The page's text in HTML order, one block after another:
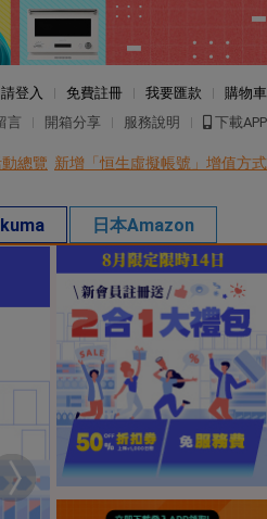
請登入 免費註冊 我要匯款
購物車
言 開箱分享 服務說明 下載APP
總覽 新增「恒生虛擬帳號」增值方式
日本Amazon